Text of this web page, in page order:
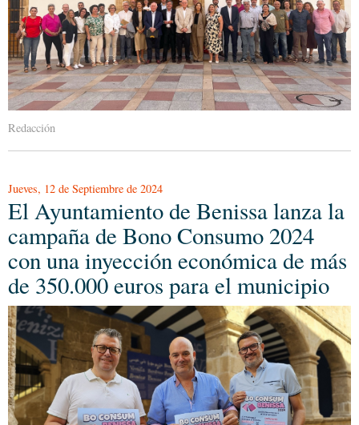
Redacción
Jueves, 12 de Septiembre de 2024
El Ayuntamiento de Benissa lanza la
campaña de Bono Consumo 2024
con una inyección económica de más
de 350.000 euros para el municipio